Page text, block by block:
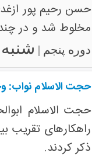
حسن رحیم پور
مخلوط شد و در چند
دوره پنجم | شنبه ۵ مهر ۱۳۹۳
حجت الاسلام نواب:
حجت الاسلام
راهکارهای
ذکر کردند.